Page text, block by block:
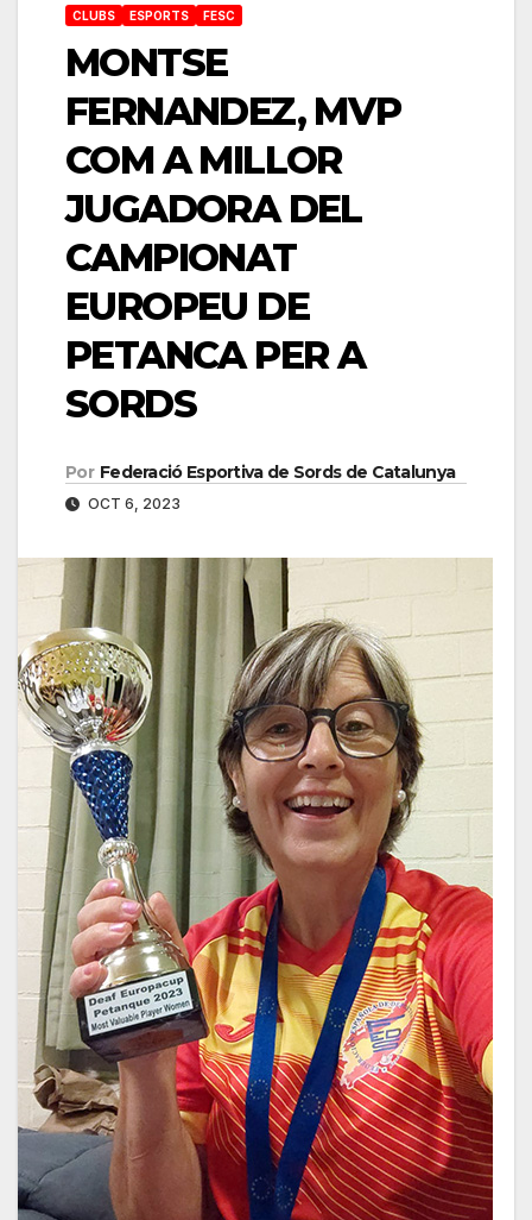
CLUBS ESPORTS FESC
MONTSE
FERNANDEZ, MVP
COM A MILLOR
JUGADORA DEL
CAMPIONAT
EUROPEU DE
PETANCA PER A
SORDS
Por Federació Esportiva de Sords de Catalunya
OCT 6, 2023